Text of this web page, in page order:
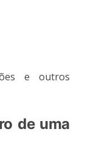
e outros
de uma